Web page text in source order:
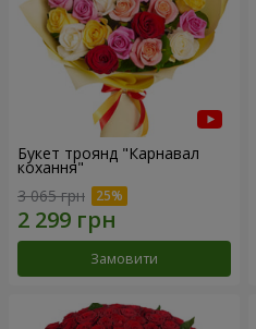
Букет троянд "Карнавал
кохання"
3 065 грн
Замовити